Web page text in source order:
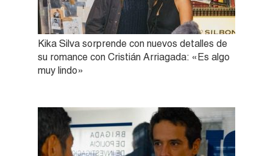
Kika Silva sorprende con nuevos detalles de
su romance con Cristián Arriagada: «Es algo
muy lindo»